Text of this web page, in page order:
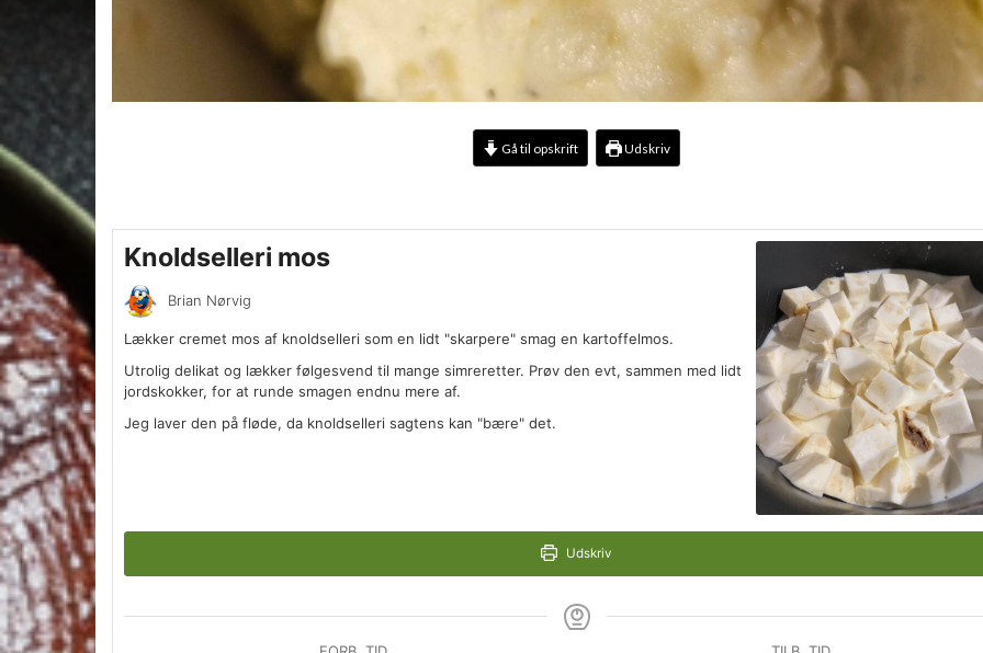
Gå til opskrift Udskriv
Knoldselleri mos
Brian Nørvig
Lækker cremet mos af knoldselleri som en lidt "skarpere" smag en kartoffelmos.
Utrolig delikat og lækker følgesvend til mange simreretter. Prøv den evt, sammen med lidt
jordskokker, for at runde smagen endnu mere af.
Jeg laver den på fløde, da knoldselleri sagtens kan "bære" det.
Udskriv